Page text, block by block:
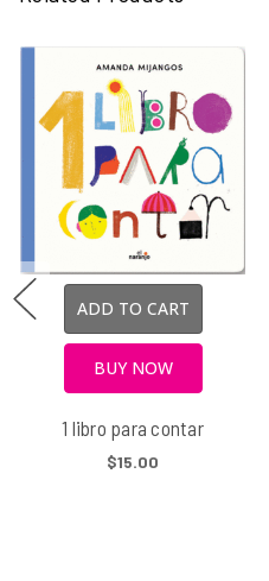
ADD TO CART
BUY NOW
1 libro para contar
$15.00